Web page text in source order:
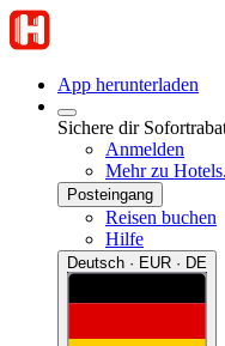
App herunterladen
Sichere dir
Anmelden
Mehr zu
Posteingang
Reisen buchen
Hilfe
Deutsch · EUR · DE